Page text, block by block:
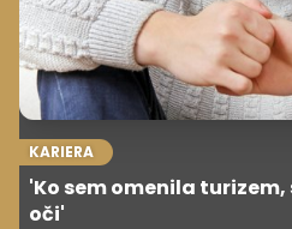
KARIERA
'Ko sem omenila turizem,
oči'